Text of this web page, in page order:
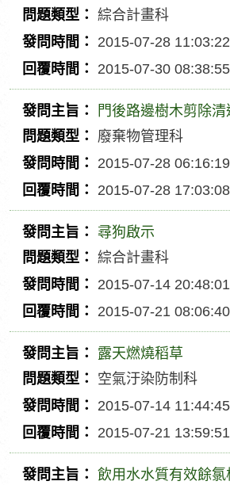
時
間
發
問
主
旨
問
類
綜合計畫科
發
時
2015-07-28 11:03:22
回
覆
時
間
2015-07-30 08:38:55
發
問
主
旨
門後路邊樹木剪除清
問
類
廢棄物管理科
發
時
2015-07-28 06:16:19
回
覆
時
間
2015-07-28 17:03:08
發
問
主
旨
尋狗啟示
問
類
綜合計畫科
發
時
2015-07-14 20:48:01
回
覆
時
間
2015-07-21 08:06:40
發
問
主
旨
露天燃燒稻草
問
類
空氣汙染防制科
發
時
2015-07-14 11:44:45
回
覆
2015-07-21 13:59:51
飲用水水質有效餘氯